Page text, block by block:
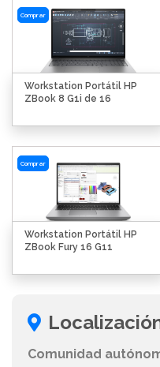
Comprar
Workstation Portátil HP
ZBook 8 G1i de 16
Comprar
Workstation Portátil HP
ZBook Fury 16 G11
Comunidad